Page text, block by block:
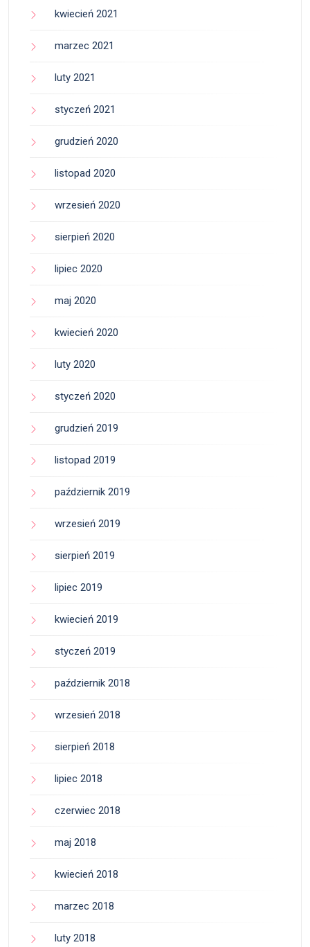
kwiecień 2021
marzec 2021
luty 2021
styczeń 2021
grudzień 2020
listopad 2020
wrzesień 2020
sierpień 2020
lipiec 2020
maj 2020
kwiecień 2020
luty 2020
styczeń 2020
grudzień 2019
listopad 2019
październik 2019
wrzesień 2019
sierpień 2019
lipiec 2019
kwiecień 2019
styczeń 2019
październik 2018
wrzesień 2018
sierpień 2018
lipiec 2018
czerwiec 2018
maj 2018
kwiecień 2018
marzec 2018
luty 2018